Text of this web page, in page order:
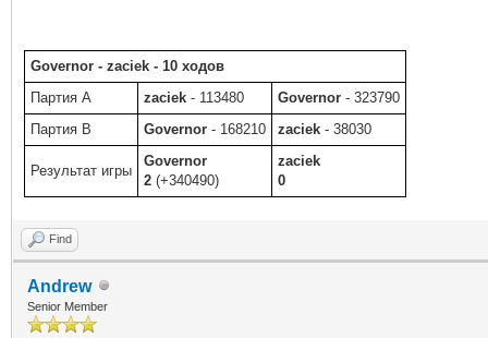
Governor - zaciek - 10 ходов
Партия A
zaciek - 113480 Governor - 323790
Партия B
Governor - 168210 zaciek - 38030
Результат игры
Governor
2 (+340490)
zaciek
0
Find
Andrew
Senior Member